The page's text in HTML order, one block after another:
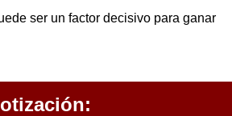
ser un factor decisivo para ganar